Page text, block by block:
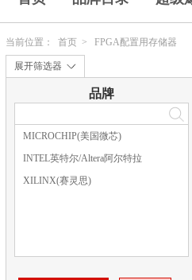
当前位置： 首页 > FPGA配置用存储器
展开筛选器
品牌
MICROCHIP(美国微芯)
INTEL英特尔/Altera阿尔特拉
XILINX(赛灵思)